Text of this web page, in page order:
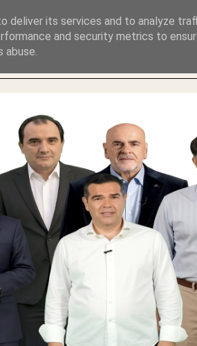
deliver its services and to analyze
and security metrics to
abuse.